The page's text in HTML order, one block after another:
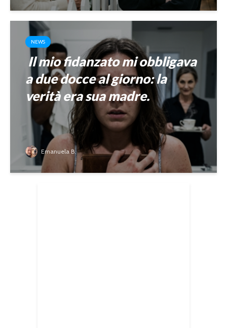
NEWS
Il mio fidanzato mi obbligava
a due docce al giorno: la
verità era sua madre.
Emanuela B.